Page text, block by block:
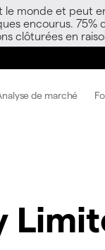
monde et peut
encourus.
clôturées en
de marché